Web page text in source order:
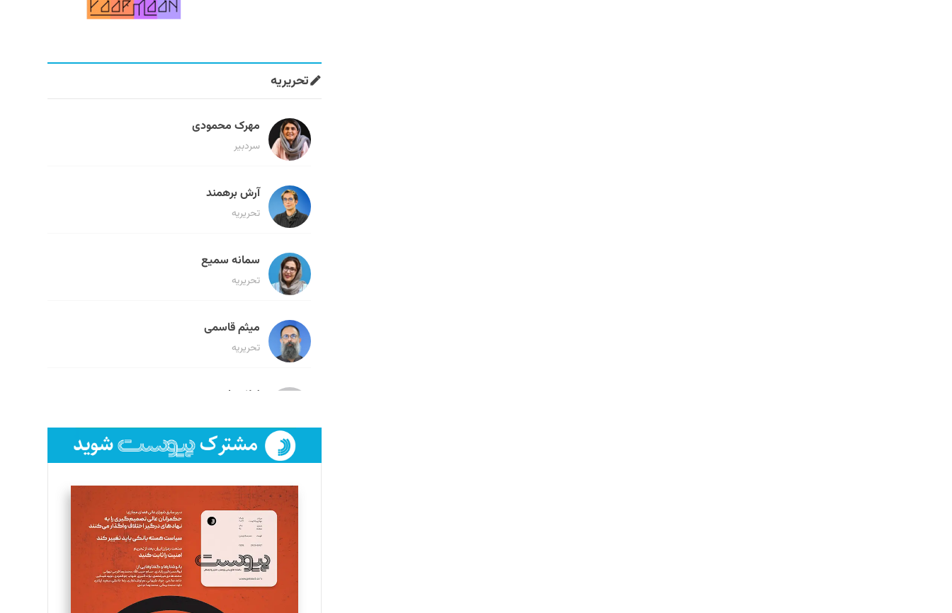
تحریریه
مهرک محمودی
سردبیر
آرش برهمند
تحریریه
سمانه سمیع
تحریریه
میثم قاسمی
تحریریه
لیلا حنارود
فائزه فتحی رستمی
تحریریه
سروش کرمیان
تحریریه
مینا پاکدل